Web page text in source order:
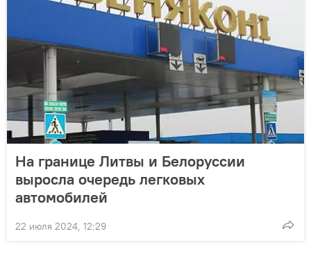
На границе Литвы и Белоруссии
выросла очередь легковых
автомобилей
22 июля 2024, 12:29